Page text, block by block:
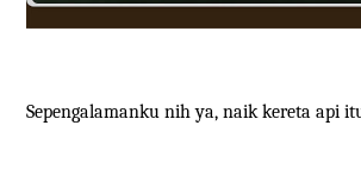
Sepengalamanku nih ya, naik kereta api